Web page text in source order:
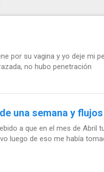
por su vagina y yo deje mi
no hubo penetración
una semana y
a que en el mes de Abril
luego de eso me había